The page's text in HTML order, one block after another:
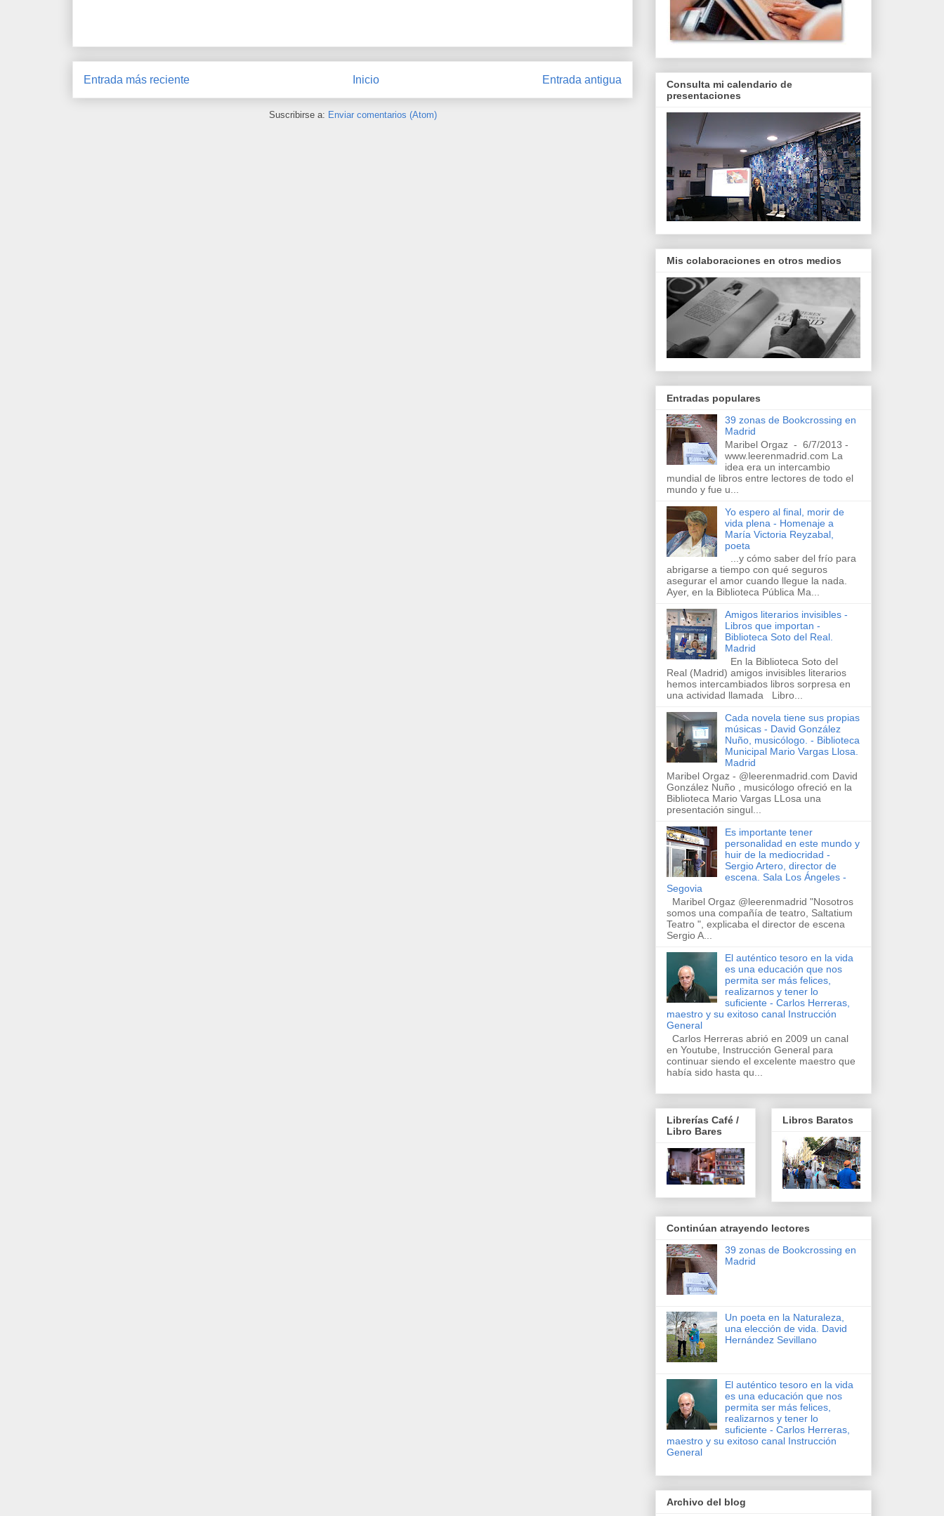
Entrada más reciente Entrada antigua
Inicio
Suscribirse a: Enviar comentarios (Atom)
Consulta mi calendario de
presentaciones
Mis colaboraciones en otros medios
Entradas populares
39 zonas de Bookcrossing en
Madrid
Maribel Orgaz - 6/7/2013 -
www.leerenmadrid.com La
idea era un intercambio
mundial de libros entre lectores de todo el
mundo y fue u...
Yo espero al final, morir de
vida plena - Homenaje a
María Victoria Reyzabal,
poeta
...y cómo saber del frío para
abrigarse a tiempo con qué seguros
asegurar el amor cuando llegue la nada.
Ayer, en la Biblioteca Pública Ma...
Amigos literarios invisibles -
Libros que importan -
Biblioteca Soto del Real.
Madrid
En la Biblioteca Soto del
Real (Madrid) amigos invisibles literarios
hemos intercambiados libros sorpresa en
una actividad llamada Libro...
Cada novela tiene sus propias
músicas - David González
Nuño, musicólogo. - Biblioteca
Municipal Mario Vargas Llosa.
Madrid
Maribel Orgaz - @leerenmadrid.com David
González Nuño , musicólogo ofreció en la
Biblioteca Mario Vargas LLosa una
presentación singul...
Es importante tener
personalidad en este mundo y
huir de la mediocridad -
Sergio Artero, director de
escena. Sala Los Ángeles -
Segovia
Maribel Orgaz @leerenmadrid "Nosotros
somos una compañía de teatro, Saltatium
Teatro ", explicaba el director de escena
Sergio A...
El auténtico tesoro en la vida
es una educación que nos
permita ser más felices,
realizarnos y tener lo
suficiente - Carlos Herreras,
maestro y su exitoso canal Instrucción
General
Carlos Herreras abrió en 2009 un canal
en Youtube, Instrucción General para
continuar siendo el excelente maestro que
había sido hasta qu...
Librerías Café /
Libro Bares
Libros Baratos
Continúan atrayendo lectores
39 zonas de Bookcrossing en
Madrid
Un poeta en la Naturaleza,
una elección de vida. David
Hernández Sevillano
El auténtico tesoro en la vida
es una educación que nos
permita ser más felices,
realizarnos y tener lo
suficiente - Carlos Herreras,
maestro y su exitoso canal Instrucción
General
Archivo del blog